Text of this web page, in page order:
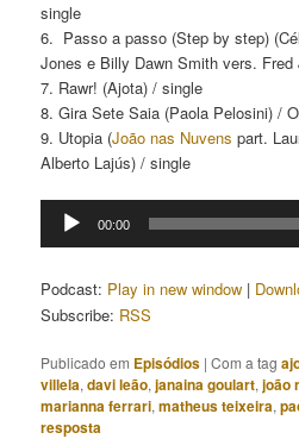
single
6. Passo a passo (Step by step)
Jones e Billy Dawn Smith vers. Fred
7. Rawr! (Ajota) / single
8. Gira Sete Saia (Paola Pelosini) /
9. Utopia (João nas Nuvens part.
Alberto Lajús) / single
Tocador
00:00
Podcast: Play in new window |
Subscribe: RSS
Publicado em Episódios |Com a tag
villela,davi leão,janaina goulart,joão
marianna ferrari,matheus teixeira,
resposta